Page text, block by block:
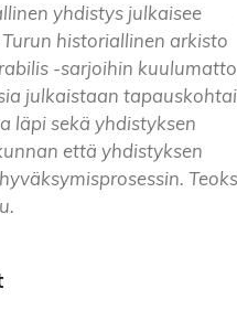
yhdistys julkaisee
historiallinen arkisto
-sarjoihin
julkaistaan
läpi sekä yhdistyksen
että yhdistyksen